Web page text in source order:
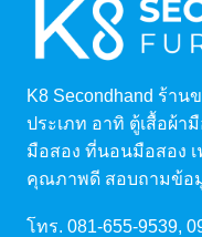
K8 Secondhand ร้า
ประเภท อาทิ ตู้เสื้อผ้า
มือสอง ที่นอนมือสอง
คุณภาพดี สอบถามข้อมู
โทร. 081-655-9539,